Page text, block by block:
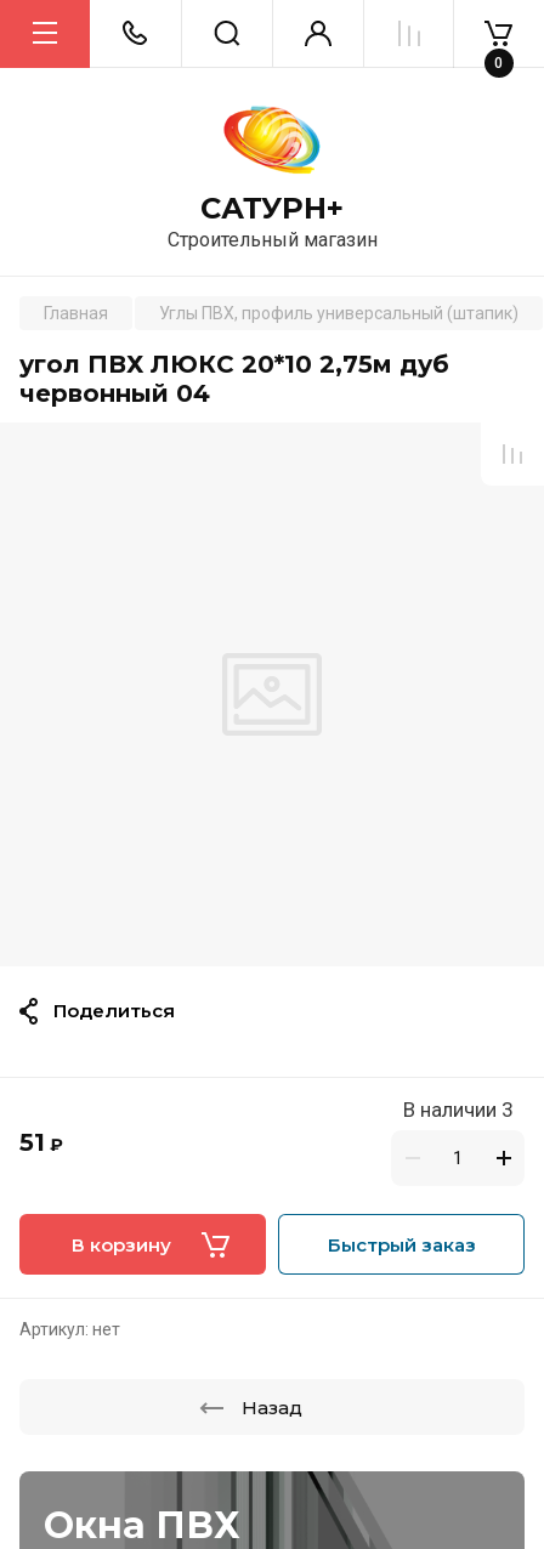
САТУРН+
Строительный магазин
0
Окна ПВХ
Главная Углы ПВХ, профиль универсальный (штапик)
угол ПВХ ЛЮКС 20*10 2,75м дуб
червонный 04
51 ₽
В наличии 3
В корзину Быстрый заказ
Артикул: нет
Поделиться
Назад